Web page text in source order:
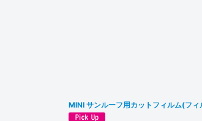
MINI サンルーフ用カットフィルム(フ